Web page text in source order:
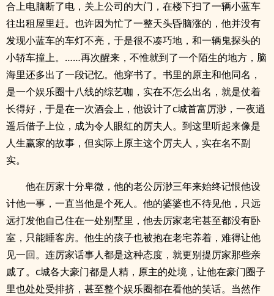
合上电脑断了电，关上公司的大门，在楼下扫了一辆小蓝车
往出租屋里赶。也许因为忙了一整天头昏脑涨的，他并没有
发现小蓝车的车灯不亮，于是很不凑巧地，和一辆鬼探头的
小轿车撞上。……再次醒来，不惟就到了一个陌生的地方，脑
海里还多出了一段记忆。他穿书了。书里的原主和他同名，
是一个娱乐圈十八线的综艺咖，实在不怎么出名，就是仗着
长得好，于是在一次酒会上，他设计了c城首富厉渺，一夜逍
遥后借子上位，成为令人眼红的厉夫人。到这里听起来像是
人生赢家的故事，但实际上原主这个厉夫人，实在名不副
实。
他在厉家十分卑微，他的老公厉渺三年来始终记恨他设
计他一事，一直当他是个死人。他的婆婆也不待见他，只远
远打发他自己住在一处别墅里，他去厉家老宅甚至都没有卧
室，只能睡客房。他生的孩子也被抱在老宅养着，难得让他
见一回。连厉家话事人都是这种态度，就更别提厉家那些亲
戚了。c城各大豪门都是人精，原主的处境，让他在豪门圈子
里也处处受排挤，甚至整个娱乐圈都在看他的笑话。当然作